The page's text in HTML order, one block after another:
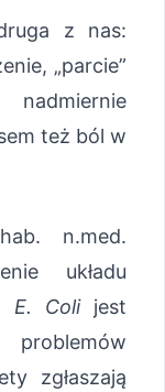
z nas:
„parcie”
też ból w
n.med.
układu
E. Colijest
zgłaszają